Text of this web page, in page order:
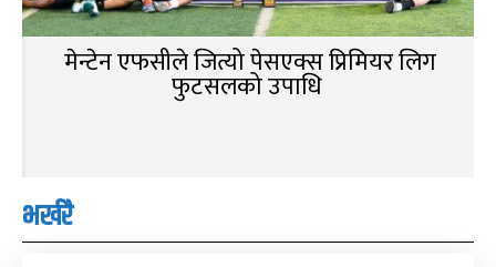
मेन्टेन एफसीले जित्यो पेसएक्स प्रिमियर लिग
फुटसलको उपाधि
भर्खरै